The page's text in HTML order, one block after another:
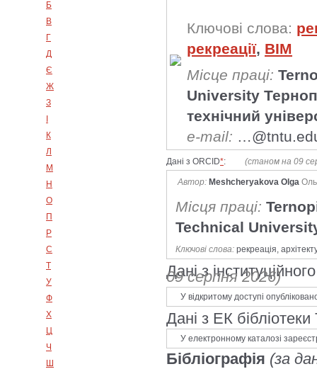
Б
В
Г
Д
Є
Ж
З
К
Л
М
Н
О
П
Р
С
Т
У
Ф
Х
Ц
Ч
Ш
Ключові слова:
рекреації, BIM
Місце праці:
University
технічний
e-mail:
Дані з ORCID*: (станом на 09
Автор: Meshcheryakova Olga
Місця праці:
Technical
Ключові слова: рекреація,
Дані з
09 серпня 2026)
У відкритому доступі
Дані з ЕК
У електронному каталозі
Бібліографія (за